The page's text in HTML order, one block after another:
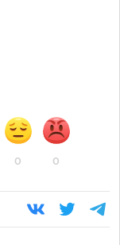
0 0